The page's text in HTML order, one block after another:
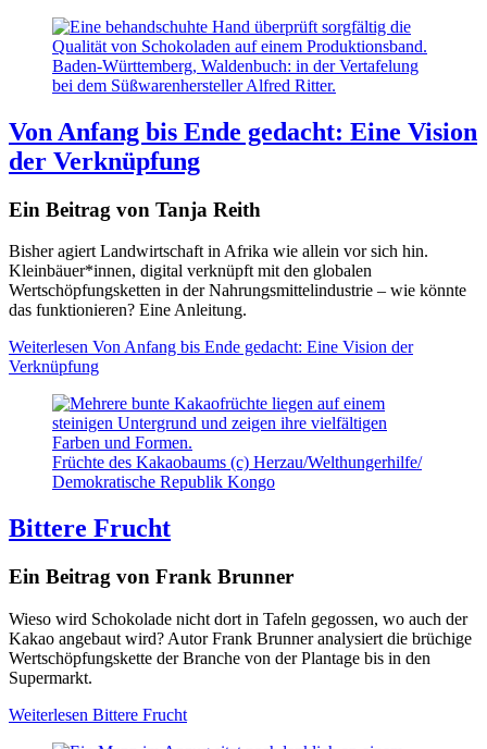
Baden-Württemberg, Waldenbuch: in der Vertafelung
bei dem Süßwarenhersteller Alfred Ritter.
Von Anfang bis Ende gedacht: Eine Vision
der Verknüpfung
Ein Beitrag von Tanja Reith
Bisher agiert Landwirtschaft in Afrika wie allein vor sich hin.
Kleinbäuer*innen, digital verknüpft mit den globalen
Wertschöpfungsketten in der Nahrungsmittelindustrie – wie könnte
das funktionieren? Eine Anleitung.
Weiterlesen Von Anfang bis Ende gedacht: Eine Vision der
Verknüpfung
Früchte des Kakaobaums (c) Herzau/Welthungerhilfe/
Demokratische Republik Kongo
Bittere Frucht
Ein Beitrag von Frank Brunner
Wieso wird Schokolade nicht dort in Tafeln gegossen, wo auch der
Kakao angebaut wird? Autor Frank Brunner analysiert die brüchige
Wertschöpfungskette der Branche von der Plantage bis in den
Supermarkt.
Weiterlesen Bittere Frucht